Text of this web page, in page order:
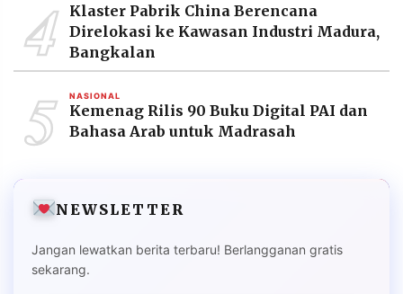
4
Klaster Pabrik China Berencana
Direlokasi ke Kawasan Industri Madura,
Bangkalan
5 NASIONAL
Kemenag Rilis 90 Buku Digital PAI dan
Bahasa Arab untuk Madrasah
NEWSLETTER
Jangan lewatkan berita terbaru! Berlangganan gratis
sekarang.